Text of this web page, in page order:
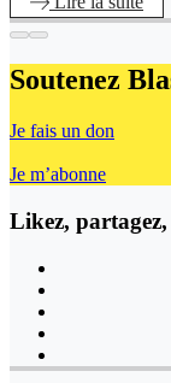
Soutenez
Je fais un don
Je m’abonne
Likez, partagez,